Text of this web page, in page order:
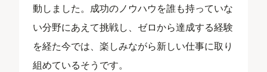
動しました。成功のノウハウを誰も持っていな
い分野にあえて挑戦し、ゼロから達成する経験
を経た今では、楽しみながら新しい仕事に取り
組めているそうです。